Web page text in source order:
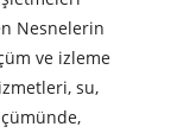
Nesnelerin
ve izleme
su,